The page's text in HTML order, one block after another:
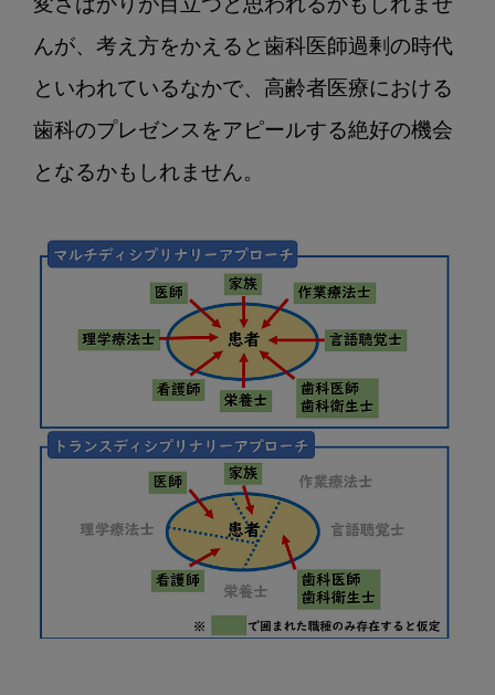
と
当
院
の
取
り
変さばかりが目立つと思われるかもしれませ
んが、考え方をかえると歯科医師過剰の時代
といわれているなかで、高齢者医療における
歯科のプレゼンスをアピールする絶好の機会
となるかもしれません。